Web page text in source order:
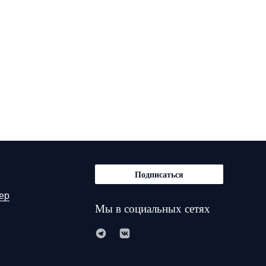
Подписаться
Мы в социальных сетях